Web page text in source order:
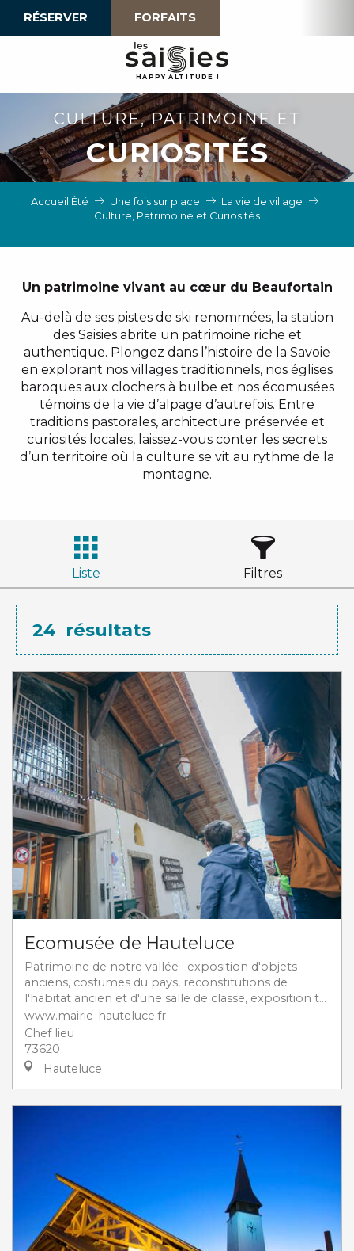
RÉSERVER FORFAITS
HAPPY ALTI TU D E !
CULTURE, PATRIMOINE ET
CURIOSITÉS
Accueil Été Une fois sur place
La vie de village
Culture, Patrimoine et Curiosités
Un patrimoine vivant au cœur du Beaufortain
Au-delà de ses pistes de ski renommées, la station
des Saisies abrite un patrimoine riche et
authentique. Plongez dans l’histoire de la Savoie
en explorant nos villages traditionnels, nos églises
baroques aux clochers à bulbe et nos écomusées
témoins de la vie d’alpage d’autrefois. Entre
traditions pastorales, architecture préservée et
curiosités locales, laissez-vous conter les secrets
d’un territoire où la culture se vit au rythme de la
montagne.
Liste Filtres
24 résultats
Ecomusée de Hauteluce
Patrimoine de notre vallée : exposition d'objets
anciens, costumes du pays, reconstitutions de
l'habitat ancien et d'une salle de classe, exposition t...
www.mairie-hauteluce.fr
Chef lieu
73620
Hauteluce